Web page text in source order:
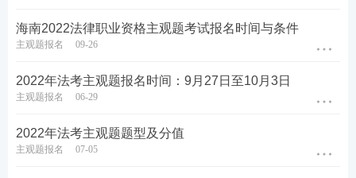
海南2022法律职业资格主观题考试报名时间与条件
主观题报名 09-26
2022年法考主观题报名时间：9月27日至10月3日
主观题报名 06-29
2022年法考主观题题型及分值
主观题报名 07-05